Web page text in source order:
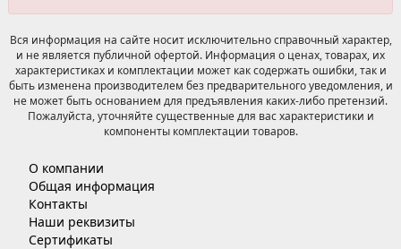
Вся информация на сайте носит исключительно справочный характер,
и не является публичной офертой. Информация о ценах, товарах, их
характеристиках и комплектации может как содержать ошибки, так и
быть изменена производителем без предварительного уведомления, и
не может быть основанием для предъявления каких-либо претензий.
Пожалуйста, уточняйте существенные для вас характеристики и
компоненты комплектации товаров.
О компании
Общая информация
Контакты
Наши реквизиты
Сертификаты